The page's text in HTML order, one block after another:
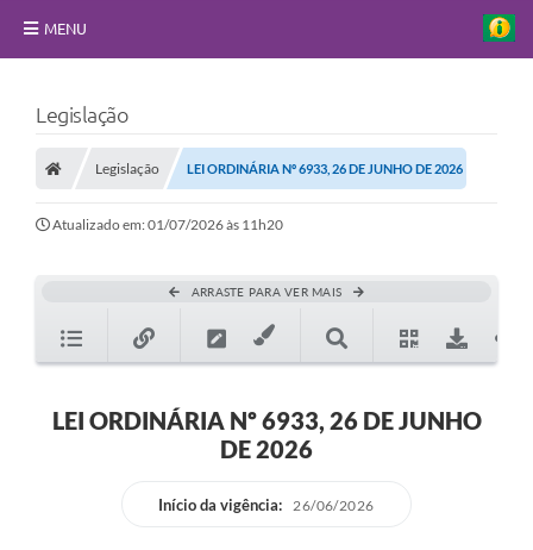
MENU
Principal
Nossa Cidade
Secretarias
Transparência
Programa Famílias Fortes
Contratação de estagiário - estudante de Direito -
Legislação
Legislação LEI ORDINÁRIA Nº 6933, 26 DE JUNHO DE 2026
Atualizado em: 01/07/2026 às 11h20
ARRASTE PARA VER MAIS
LEI ORDINÁRIA Nº 6933, 26 DE JUNHO
DE 2026
Início da vigência: 26/06/2026